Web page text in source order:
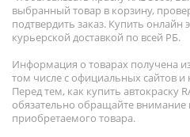
выбранный товар в корзину,
подтвердить заказ. Купить онлайн
курьерской доставкой по всей РБ.
Информация о товарах получена
том числе с официальных сайтов и
Перед тем, как купить автокраску
обязательно обращайте внимание
приобретаемого товара.